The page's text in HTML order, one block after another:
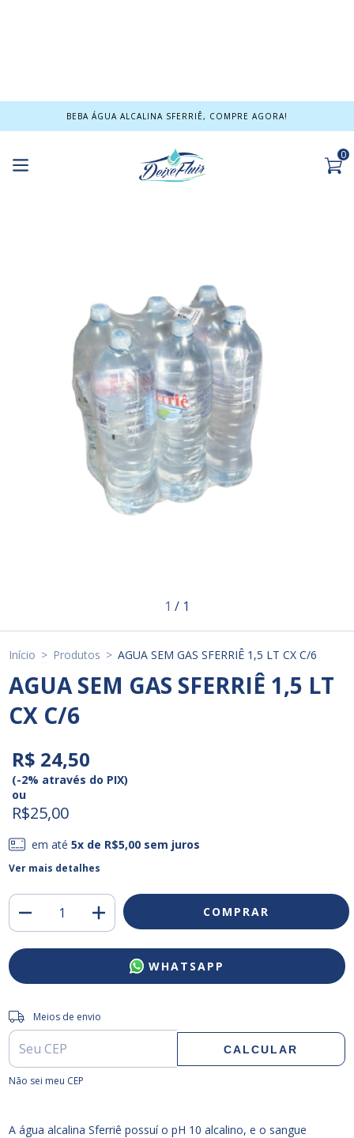
BEBA ÁGUA ALCALINA SFERRIÊ, COMPRE AGORA!
0
1 / 1
Início > Produtos > AGUA SEM GAS SFERRIÊ 1,5 LT CX C/6
AGUA SEM GAS SFERRIÊ 1,5 LT
CX C/6
R$ 24,50
(-2% através do PIX)
ou
R$25,00
em até5x de R$5,00 sem juros
Ver mais detalhes
WHATSAPP
Entregas para o CEP:
Meios de envio
CALCULAR
Não sei meu CEP
A água alcalina Sferriê possuí o pH 10 alcalino, e o sangue